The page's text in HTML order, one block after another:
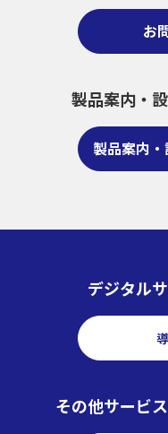
お
製品案内・
製品案内
デジタル
その他サービ